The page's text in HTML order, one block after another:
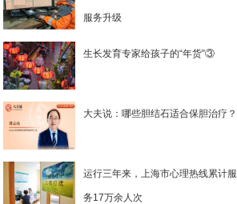
服务升级
生长发育专家给孩子的“年货”③
大夫说：哪些胆结石适合保胆治疗？
运行三年来，上海市心理热线累计服
务17万余人次